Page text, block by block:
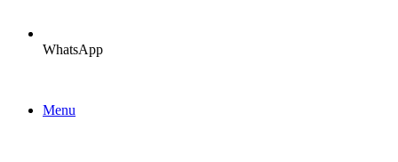
WhatsApp
Menu